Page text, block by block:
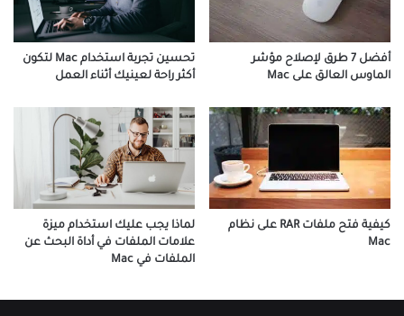
أفضل 7 طرق لإصلاح مؤشر
الماوس العالق على Mac
تحسين تجربة استخدام Mac لتكون
أكثر راحة لعينيك أثناء العمل
كيفية فتح ملفات RAR على نظام
Mac
لماذا يجب عليك استخدام ميزة
علامات الملفات في أداة البحث عن
الملفات في Mac